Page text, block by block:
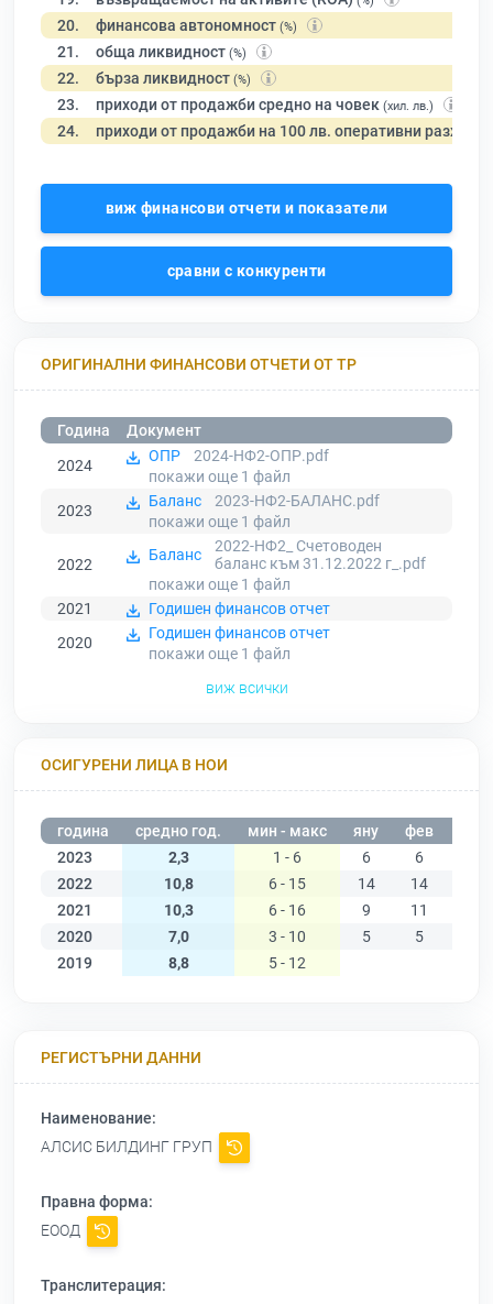
20. финансова автономност (%)
21. обща ликвидност (%)
22. бърза ликвидност (%)
23. приходи от продажби средно на човек (хил. лв.)
24. приходи от продажби на 100 лв. оперативни разходи
виж финансови отчети и показатели
сравни с конкуренти
ОРИГИНАЛНИ ФИНАНСОВИ ОТЧЕТИ ОТ ТР
Година
Документ
2024
ОПР
2024-НФ2-ОПР.pdf
покажи още 1 файл
2023
Баланс
2023-НФ2-БАЛАНС.pdf
покажи още 1 файл
2022
Баланс
2022-НФ2_ Счетоводен
баланс към 31.12.2022 г_.pdf
покажи още 1 файл
2021
Годишен финансов отчет
2020
Годишен финансов отчет
покажи още 1 файл
виж всички
ОСИГУРЕНИ ЛИЦА В НОИ
година средно год. мин - макс яну фев
2023
2,3 1 - 6 6 6
2022
10,8 6 - 15 14 14
2021
10,3 6 - 16 9 11
2020
7,0 3 - 10 5 5
2019
8,8 5 - 12
РЕГИСТЪРНИ ДАННИ
Наименование:
АЛСИС БИЛДИНГ ГРУП
Правна форма:
ЕООД
Транслитерация: